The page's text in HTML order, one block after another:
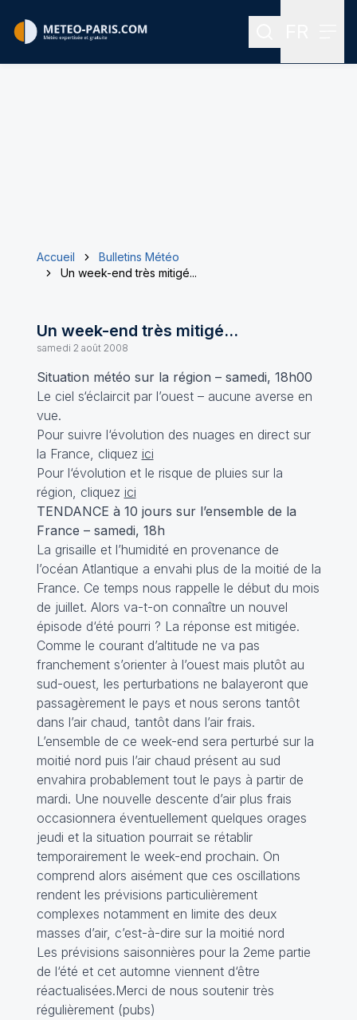
Rechercher
Accueil
Bulletins Météo
Un week-end très mitigé...
Un week-end très mitigé...
samedi 2 août 2008
Situation météo sur la région – samedi, 18h00
Le ciel s‘éclaircit par l’ouest – aucune averse en
vue.
Pour suivre l‘évolution des nuages en direct sur
la France, cliquez ici
Pour l‘évolution et le risque de pluies sur la
région, cliquez ici
TENDANCE à 10 jours sur l’ensemble de la
France – samedi, 18h
La grisaille et l’humidité en provenance de
l’océan Atlantique a envahi plus de la moitié de la
France. Ce temps nous rappelle le début du mois
de juillet. Alors va-t-on connaître un nouvel
épisode d‘été pourri ? La réponse est mitigée.
Comme le courant d’altitude ne va pas
franchement s’orienter à l’ouest mais plutôt au
sud-ouest, les perturbations ne balayeront que
passagèrement le pays et nous serons tantôt
dans l’air chaud, tantôt dans l’air frais.
L’ensemble de ce week-end sera perturbé sur la
moitié nord puis l’air chaud présent au sud
envahira probablement tout le pays à partir de
mardi. Une nouvelle descente d’air plus frais
occasionnera éventuellement quelques orages
jeudi et la situation pourrait se rétablir
temporairement le week-end prochain. On
comprend alors aisément que ces oscillations
rendent les prévisions particulièrement
complexes notamment en limite des deux
masses d’air, c’est-à-dire sur la moitié nord
Les prévisions saisonnières pour la 2eme partie
de l‘été et cet automne viennent d‘être
réactualisées.Merci de nous soutenir très
régulièrement (pubs)